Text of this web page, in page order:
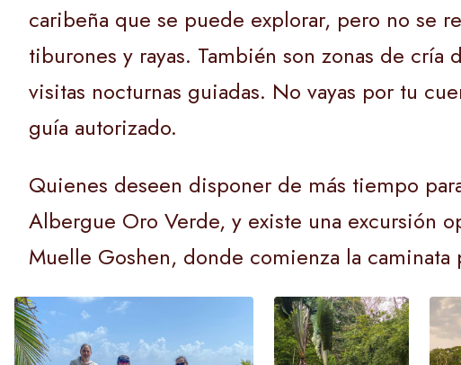
caribeña que se puede explorar, pero no se
tiburones y rayas. También son zonas de
visitas nocturnas guiadas. No vayas por tu
guía autorizado.
Quienes deseen disponer de más tiempo
Albergue Oro Verde, y existe una excursión
Muelle Goshen, donde comienza la